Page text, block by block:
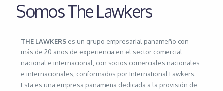
Somos The Lawkers
THE LAWKERS es un grupo empresarial panameño con
más de 20 años de experiencia en el sector comercial
nacional e internacional, con socios comerciales nacionales
e internacionales, conformados por International Lawkers.
Esta es una empresa panameña dedicada a la provisión de